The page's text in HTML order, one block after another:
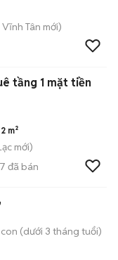
Vĩnh Tân mới)
tầng 1 mặt tiền
m²
mới)
7 đã bán
(dưới 3 tháng tuổi)